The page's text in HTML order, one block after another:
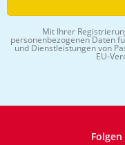
Mit Ihrer
personenbezogenen Daten
und Dienstleistungen von
EU-